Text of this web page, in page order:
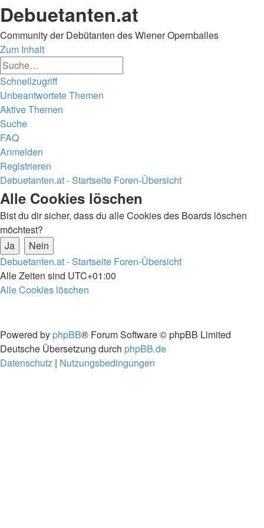
Debuetanten.at
Community der Debütanten des Wiener Opernballes
Zum Inhalt
Schnellzugriff
Unbeantwortete Themen
Aktive Themen
Suche
FAQ
Anmelden
Registrieren
Debuetanten.at - Startseite Foren-Übersicht
Suche
Alle Cookies löschen
Bist du dir sicher, dass du alle Cookies des Boards löschen
möchtest?
Debuetanten.at - Startseite Foren-Übersicht
Alle Zeiten sind UTC+01:00
Alle Cookies löschen
Powered by phpBB® Forum Software © phpBB Limited
Deutsche Übersetzung durch phpBB.de
Datenschutz | Nutzungsbedingungen